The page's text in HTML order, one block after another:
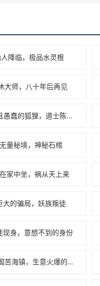
降临，极品水灵根
大师，八十年后再见
第11章 聪明且愚蠢的狐狸，道士陈长生
量秘境，神秘石棺
家中坐，祸从天上来
大的骗局，妖族叛徒
现身，意想不到的身份
第31章 玄武国苦海镇，生意火爆的陈长生